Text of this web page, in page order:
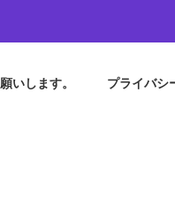
いします。 プライバシ